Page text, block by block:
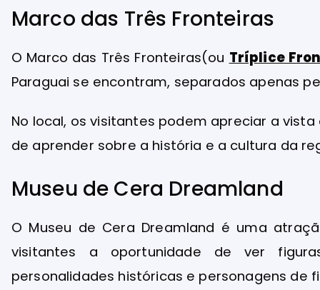
Marco das Três Fronteiras
O Marco das Três Fronteiras(ou Tríplice
Paraguai se encontram, separados apenas
No local, os visitantes podem apreciar a
de aprender sobre a história e a cultura da
Museu de Cera Dreamland
O Museu de Cera Dreamland é uma
visitantes a oportunidade de ver
personalidades históricas e personagens de